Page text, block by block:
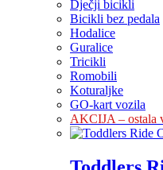
Dječji bicikli
Bicikli bez pedala
Hodalice
Guralice
Tricikli
Romobili
Koturaljke
GO-kart vozila
AKCIJA – ostala